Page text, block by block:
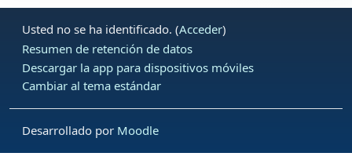
Usted no se ha identificado. (Acceder)
Resumen de retención de datos
Descargar la app para dispositivos móviles
Cambiar al tema estándar
Desarrollado por Moodle